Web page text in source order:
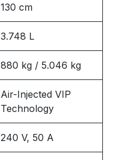
130 cm
3.748 L
880 kg / 5.046 kg
Air-Injected VIP
Technology
240 V, 50 A